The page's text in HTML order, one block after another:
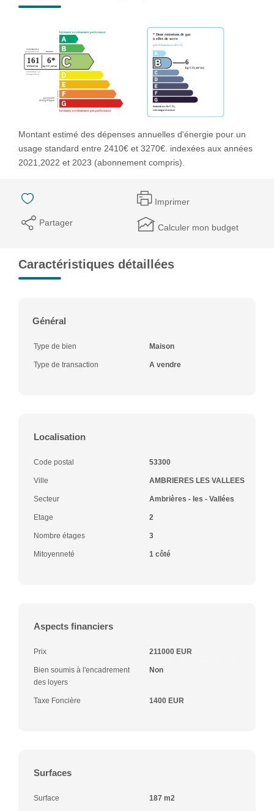
Montant estimé des dépenses annuelles d'énergie pour un
usage standard entre 2410€ et 3270€. indexées aux années
2021,2022 et 2023 (abonnement compris).
Imprimer
Partager Calculer mon budget
Caractéristiques détaillées
Général
Type de bien Maison
Type de transaction A vendre
Localisation
Code postal 53300
Ville AMBRIERES LES VALLEES
Secteur Ambrières - les - Vallées
Etage 2
Nombre étages 3
Mitoyenneté 1 côté
Aspects financiers
Prix 211000 EUR
Bien soumis à l'encadrement
des loyers
Non
Taxe Foncière 1400 EUR
Surfaces
Surface 187 m2